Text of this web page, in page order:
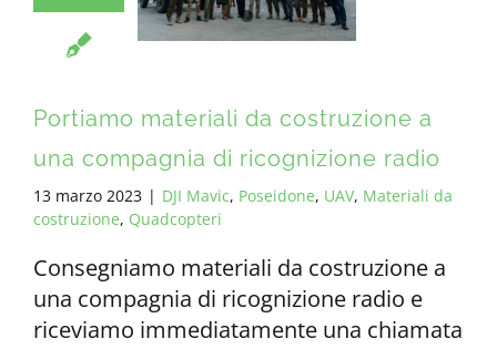
Portiamo materiali da costruzione a
una compagnia di ricognizione radio
13 marzo 2023 | DJI Mavic, Poseidone, UAV, Materiali da
costruzione, Quadcopteri
Consegniamo materiali da costruzione a
una compagnia di ricognizione radio e
riceviamo immediatamente una chiamata